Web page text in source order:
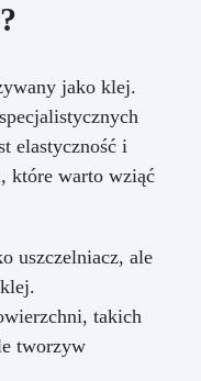
jako klej.
elastyczność i
które warto wziąć
uszczelniacz, ale
takich
tworzyw